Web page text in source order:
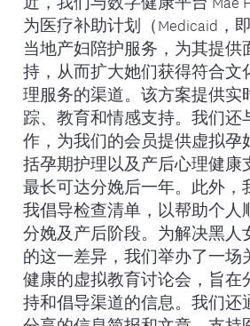
为医疗补助计划（Medicaid，
当地产妇陪护服务，为其提供
持，从而扩大她们获得符合文
理服务的渠道。该方案提供实
踪、教育和情感支持。我们还
作，为我们的会员提供虚拟孕
括孕期护理以及产后心理健康
最长可达分娩后一年。此外，
我倡导检查清单，以帮助个人
分娩及产后阶段。为解决黑人
的这一差异，我们举办了一场
健康的虚拟教育讨论会，旨在
持和倡导渠道的信息。我们还